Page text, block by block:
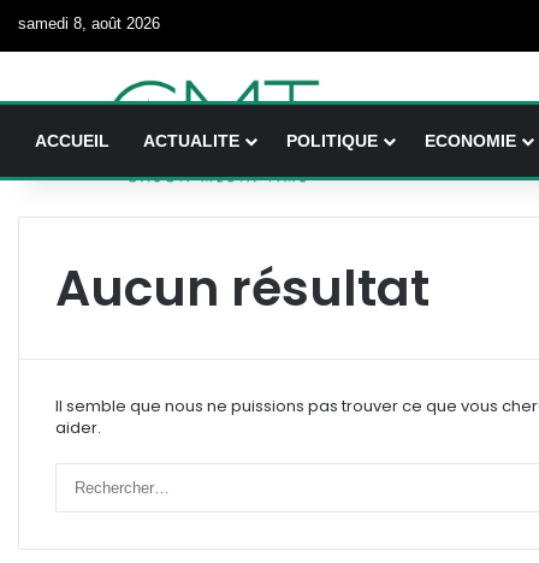
samedi 8, août 2026
ACCUEIL ACTUALITE POLITIQUE ECONOMIE
Aucun résultat
Il semble que nous ne puissions pas trouver ce que vous
aider.